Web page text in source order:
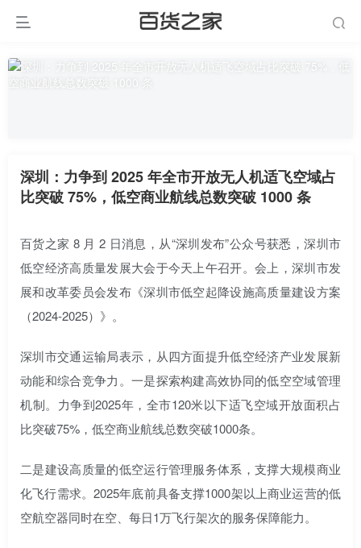
深圳：力争到 2025 年全市开放无人机适飞空域占
比突破 75%，低空商业航线总数突破 1000 条
百货之家 8 月 2 日消息，从“深圳发布”公众号获悉，深圳市
低空经济高质量发展大会于今天上午召开。会上，深圳市发
展和改革委员会发布《深圳市低空起降设施高质量建设方案
（2024-2025）》。
深圳市交通运输局表示，从四方面提升低空经济产业发展新
动能和综合竞争力。一是探索构建高效协同的低空空域管理
机制。力争到2025年，全市120米以下适飞空域开放面积占
比突破75%，低空商业航线总数突破1000条。
二是建设高质量的低空运行管理服务体系，支撑大规模商业
化飞行需求。2025年底前具备支撑1000架以上商业运营的低
空航空器同时在空、每日1万飞行架次的服务保障能力。